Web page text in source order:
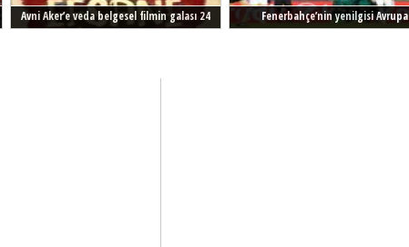
Avni Aker’e veda belgesel filmin galası 24
Fenerbahçe’nin yenilgisi Avrupa